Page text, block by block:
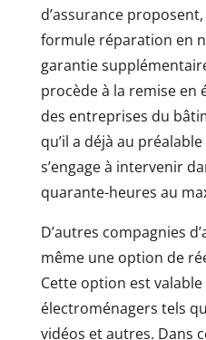
d’assurance
formule réparation en
garantie
procède à la remise en
des entreprises du
qu’il a déjà au
s’engage à intervenir
quarante-heures au
D’autres compagnies
même une option de
Cette option est
électroménagers tels
vidéos et autres. Dans